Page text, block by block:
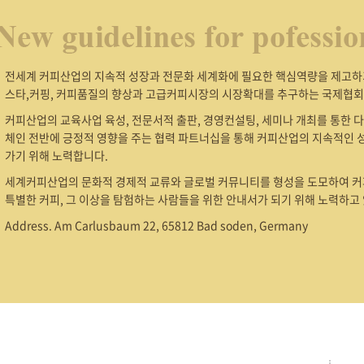
전세계 커피산업의 지속적 성장과 전문화 세계화에 필요한 핵심역량을 제고
스타,커핑, 커피품질의 향상과 고급커피시장의 시장확대를 추구하는 국제협
커피산업의 교육사업 육성, 전문서적 출판, 경영컨설팅, 세미나 개최를 통한
체인 전반에 긍정적 영향을 주는 협력 파트너십을 통해 커피산업의 지속적
가기 위해 노력합니다.
세계커피산업의 문화적 경제적 교류와 글로벌 커뮤니티를 형성을 도모하여
특별한 커피, 그 이상을 탐험하는 사람들을 위한 안내서가 되기 위해 노력하고
Address. Am Carlusbaum 22, 65812 Bad soden, Germany